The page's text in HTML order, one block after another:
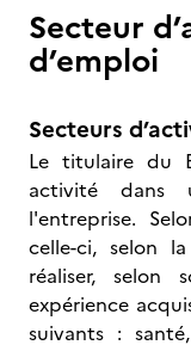
Secteur
d’emploi
Secteurs
Le titulaire du
activité dans
l'entreprise.
celle-ci, selon
réaliser, selon
expérience
suivants :